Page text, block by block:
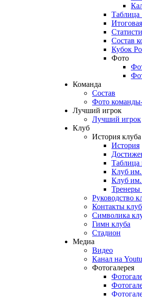
Таблица
Состав
Кубок
Фото
Команда
Состав
Фото
Лучший игрок
Лучший игрок
Клуб
История клуба
История
Таблица
Клуб им.
Клуб им.
Тренеры
Руководство
Контакты
Символика
Гимн клуба
Стадион
Медиа
Видео
Канал на
Фотогалерея